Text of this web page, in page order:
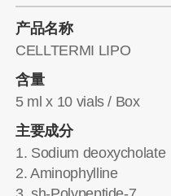
产品名称
CELLTERMI LIPO
含量
5 ml x 10 vials / Box
主要成分
1. Sodium deoxycholate
2. Aminophylline